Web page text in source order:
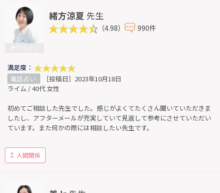
緒方涼夏 先生
（4.98） 990件
満足度：
電話占い
［投稿日］2023年10月18日
ライム / 40代 女性
初めてご相談した先生でした。感じがよくてたくさん聞いていただきま
したし、アフターメールが充実していて見返して参考にさせていただい
ています。また何かの際には相談したい先生です。
人間関係